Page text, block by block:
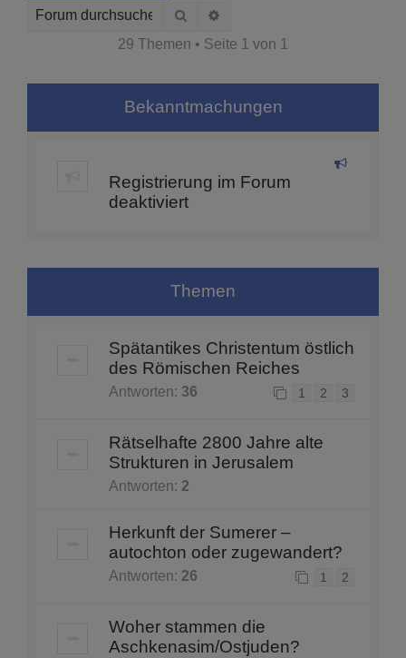
Suche
29 Themen • Seite 1 von 1
Bekanntmachungen
Registrierung im Forum
deaktiviert
Themen
Spätantikes Christentum östlich
des Römischen Reiches
Antworten: 36 1 2 3
Rätselhafte 2800 Jahre alte
Strukturen in Jerusalem
Antworten: 2
Herkunft der Sumerer –
autochton oder zugewandert?
Antworten: 26 1 2
Woher stammen die
Aschkenasim/Ostjuden?